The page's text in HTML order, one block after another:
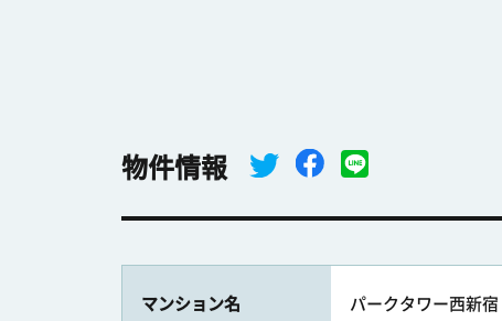
物件情報
マンション名 パークタワー西新宿